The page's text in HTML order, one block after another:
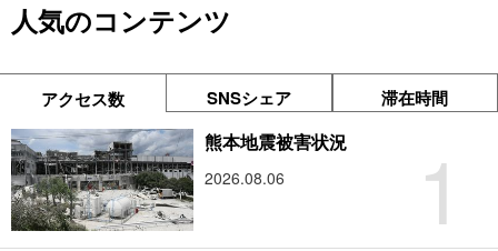
人気のコンテンツ
アクセス数 SNSシェア 滞在時間
1
熊本地震被害状況
2026.08.06